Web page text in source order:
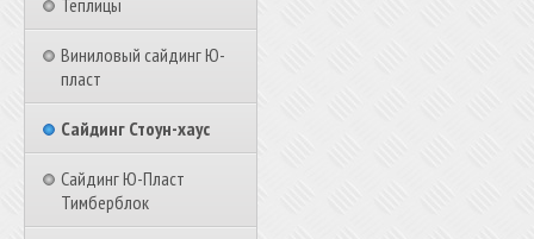
Теплицы
Виниловый сайдинг Ю-
пласт
Сайдинг Стоун-хаус
Сайдинг Ю-Пласт
Тимберблок